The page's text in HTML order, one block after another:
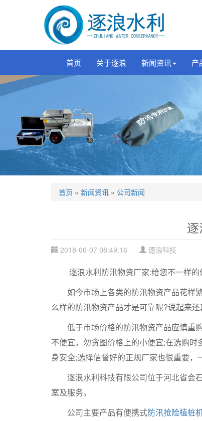
首页 关于逐浪 新闻资讯 产
首页 » 新闻资讯 » 公司新闻
2018-06-07 08:49:16 逐浪科技
逐浪水利防汛物资厂家:给您不一样的
如今市场上各类的防汛物资产品花样繁
么样的防汛物资产品才是可靠呢?说起来
低于市场价格的防汛物资产品应慎重购
不便宜，勿贪图价格上的小便宜;在选购
身安全;选择信誉好的正规厂家也很重要，
逐浪水利科技有限公司位于河北省会石
案及服务。
公司主要产品有便携式防汛抢险植桩